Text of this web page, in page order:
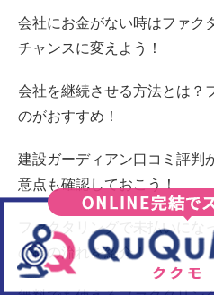
会社にお金がない時はファク
チャンスに変えよう！
会社を継続させる方法とは？
のがおすすめ！
建設ガーディアン口コミ評判
意点も確認しておこう！
ファクタリングで未払いにな
の後の流れを紹介！